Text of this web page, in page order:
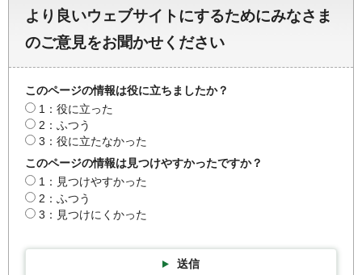
より良いウェブサイトにするためにみなさま
のご意見をお聞かせください
このページの情報は役に立ちましたか？
1：役に立った
2：ふつう
3：役に立たなかった
このページの情報は見つけやすかったですか？
1：見つけやすかった
2：ふつう
3：見つけにくかった
送信